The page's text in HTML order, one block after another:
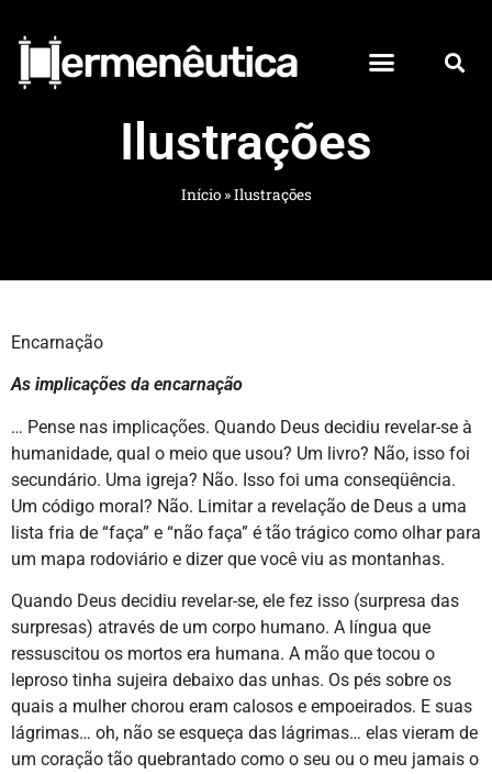
Ilustrações
Início»Ilustrações
Encarnação
As implicações da encarnação
… Pense nas implicações. Quando Deus decidiu revelar-se à
humanidade, qual o meio que usou? Um livro? Não, isso foi
secundário. Uma igreja? Não. Isso foi uma conseqüência.
Um código moral? Não. Limitar a revelação de Deus a uma
lista fria de “faça” e “não faça” é tão trágico como olhar para
um mapa rodoviário e dizer que você viu as montanhas.
Quando Deus decidiu revelar-se, ele fez isso (surpresa das
surpresas) através de um corpo humano. A língua que
ressuscitou os mortos era humana. A mão que tocou o
leproso tinha sujeira debaixo das unhas. Os pés sobre os
quais a mulher chorou eram calosos e empoeirados. E suas
lágrimas… oh, não se esqueça das lágrimas… elas vieram de
um coração tão quebrantado como o seu ou o meu jamais o